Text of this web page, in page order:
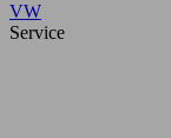
VW
Service